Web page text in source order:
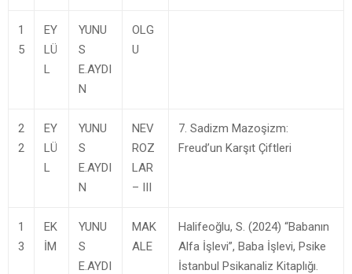
1
5
EY
LÜ
L
YUNU
S
E.AYDI
N
OLG
U
2
2
EY
LÜ
L
YUNU
S
E.AYDI
N
NEV
ROZ
LAR
– III
7. Sadizm Mazoşizm:
Freud’un Karşıt Çiftleri
1
3
EK
İM
YUNU
S
E.AYDI
MAK
ALE
Halifeoğlu, S. (2024) “Babanın
Alfa İşlevi”, Baba İşlevi, Psike
İstanbul Psikanaliz Kitaplığı.